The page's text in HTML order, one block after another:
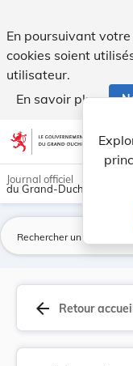
En poursuivant
cookies soient
utilisateur.
En savoir plus
Aller au contenu
Journal officiel
du Grand-Duché de
arrow_back Retour accueil